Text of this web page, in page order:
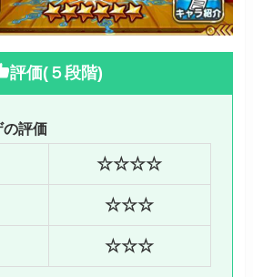
評価(５段階)
評価
☆☆☆☆
☆☆☆
☆☆☆